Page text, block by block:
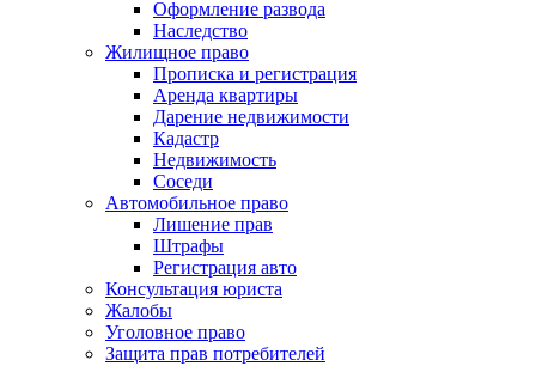
Оформление развода
Наследство
Жилищное право
Прописка и регистрация
Аренда квартиры
Дарение недвижимости
Кадастр
Недвижимость
Соседи
Автомобильное право
Лишение прав
Штрафы
Регистрация авто
Консультация юриста
Жалобы
Уголовное право
Защита прав потребителей